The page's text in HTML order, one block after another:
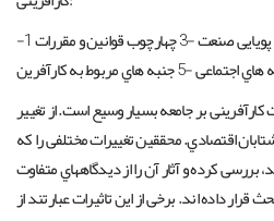
-1 شرایط اقتصادي و بازاري -2 ساختار و پویایی صنعت -3 چهارچوب قوانین و مقررات
کارآفرینی بر جامعه بسیار وسیع است. از تغییر
اقتصادي. محققین تغییرات مختلفی را که
بررسی کرده و آثار آن را از دیدگاههاي متفاوت